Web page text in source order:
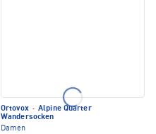
Ortovox · Alpine Quarter
Wandersocken
Damen